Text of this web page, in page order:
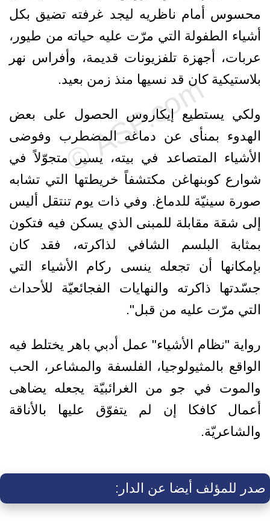
محسوس أمام ناظريه ليجد غرفته تضيق بكل
أشياء الطفولة التي مرّت عليه حياته من طيور،
عربات، أجهزة تلفزيونات قديمة، وأفراس نهر
بلاستيكية كان قد نسيها منذ زمن بعيد.
ولكي يستطيع إيكاروس الحصول على بعض
الهدوء بمنأى عن دماغه المضطرب وفوضى
الأشياء المتصاعد في بيته، يسير متجوّلاً في
شوارع كوبنهاغن مكتشفاً خريطتها التي تشابه
صورة سينيّة للدماغ. وفي ذات يوم تنتقل أليس
إلى شقة مقابلة للمبنى الذي يسكن فيه فتكون
بمثابة البلسم الشافي لذاكرته، فقد كان
بإمكانها أن تجعله ينسى ركام الأشياء التي
جسّدتها ذاكرته والنهايات الفجائعيّة للأحداث
التي مرّت عليه من قبل".
رواية "نظام الأشياء" عمل أدبي باهر يختلط فيه
الواقع بالمثيولوجيا، الفلسفة والمشاعر، الحب
والموت في جو من الغرائبيّة يجعله يضاهى
أعمال كافكا إن لم يتفوّق عليها بالأناقة
والشاعريّة.
صدر للمؤلف أيضا عن الدار: